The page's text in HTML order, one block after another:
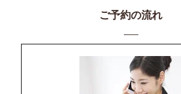
ご予約の流れ